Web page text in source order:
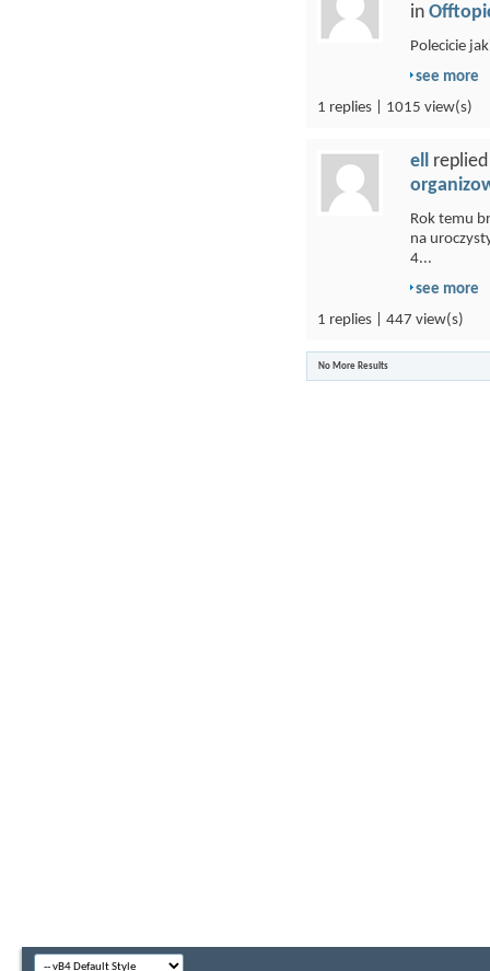
in
Polecicie
see more
1 replies | 1015 view(s)
ell
Rok temu
na
4...
see more
1 replies | 447 view(s)
No More Results